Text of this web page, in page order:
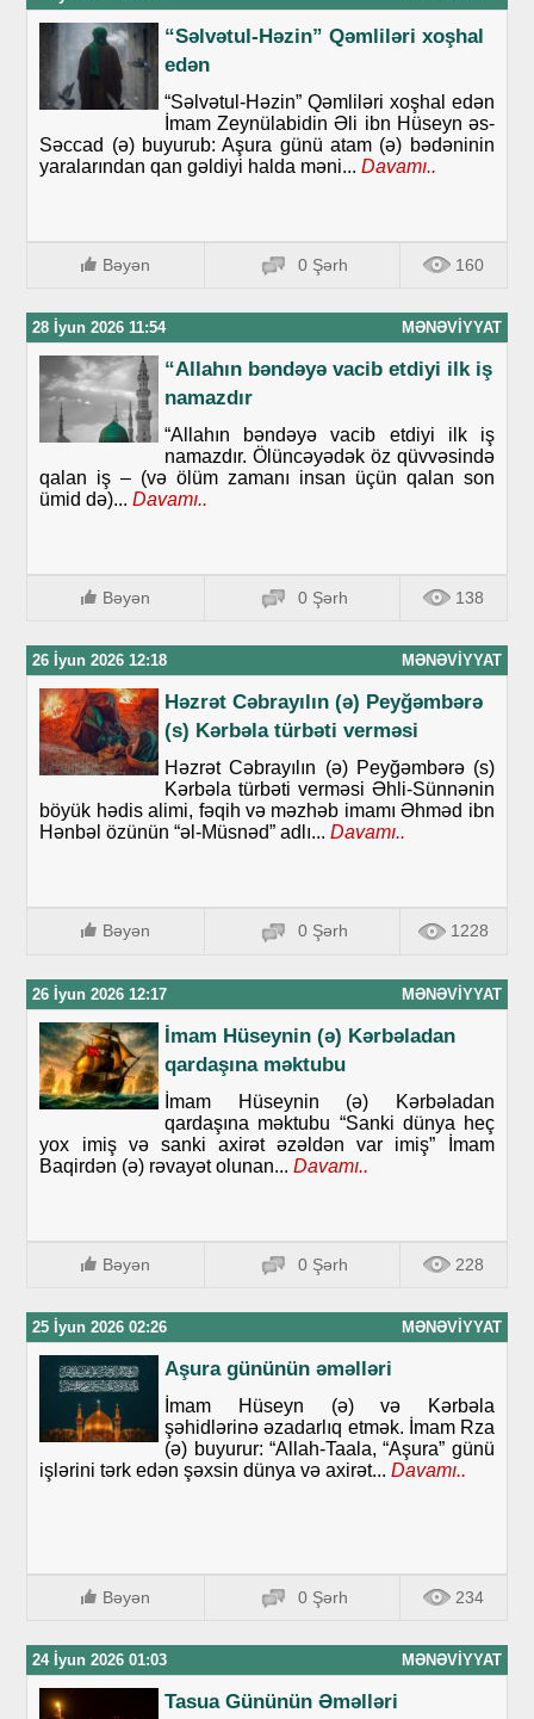
“Səlvətul-Həzin” Qəmliləri xoşhal
edən
“Səlvətul-Həzin” Qəmliləri xoşhal edən
İmam Zeynülabidin Əli ibn Hüseyn əs-
Səccad (ə) buyurub: Aşura günü atam (ə) bədəninin
yaralarından qan gəldiyi halda məni... Davamı..
Bəyən 0 Şərh 160
28 İyun 2026 11:54 MƏNƏVIYYAT
“Allahın bəndəyə vacib etdiyi ilk iş
namazdır
“Allahın bəndəyə vacib etdiyi ilk iş
namazdır. Ölüncəyədək öz qüvvəsində
qalan iş – (və ölüm zamanı insan üçün qalan son
ümid də)... Davamı..
Bəyən 0 Şərh 138
26 İyun 2026 12:18 MƏNƏVIYYAT
Həzrət Cəbrayılın (ə) Peyğəmbərə
(s) Kərbəla türbəti verməsi
Həzrət Cəbrayılın (ə) Peyğəmbərə (s)
Kərbəla türbəti verməsi Əhli-Sünnənin
böyük hədis alimi, fəqih və məzhəb imamı Əhməd ibn
Hənbəl özünün “əl-Müsnəd” adlı... Davamı..
Bəyən 0 Şərh 1228
26 İyun 2026 12:17 MƏNƏVIYYAT
İmam Hüseynin (ə) Kərbəladan
qardaşına məktubu
İmam Hüseynin (ə) Kərbəladan
qardaşına məktubu “Sanki dünya heç
yox imiş və sanki axirət əzəldən var imiş” İmam
Baqirdən (ə) rəvayət olunan... Davamı..
Bəyən 0 Şərh 228
25 İyun 2026 02:26 MƏNƏVIYYAT
Aşura gününün əməlləri
İmam Hüseyn (ə) və Kərbəla
şəhidlərinə əzadarlıq etmək. İmam Rza
(ə) buyurur: “Allah-Taala, “Aşura” günü
işlərini tərk edən şəxsin dünya və axirət... Davamı..
Bəyən 0 Şərh 234
24 İyun 2026 01:03 MƏNƏVIYYAT
Tasua Gününün Əməlləri